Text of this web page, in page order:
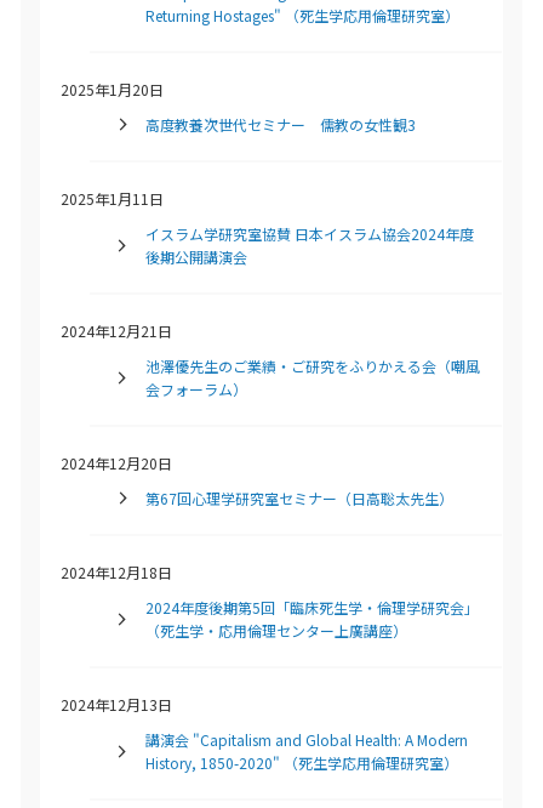
Returning Hostages" （死生学応用倫理研究室）
2025年1月20日
高度教養次世代セミナー 儒教の女性観3
2025年1月11日
イスラム学研究室協賛 日本イスラム協会2024年度
後期公開講演会
2024年12月21日
池澤優先生のご業績・ご研究をふりかえる会（嘲風
会フォーラム）
2024年12月20日
第67回心理学研究室セミナー（日高聡太先生）
2024年12月18日
2024年度後期第5回「臨床死生学・倫理学研究会」
（死生学・応用倫理センター上廣講座）
2024年12月13日
講演会 "Capitalism and Global Health: A Modern
History, 1850-2020" （死生学応用倫理研究室）